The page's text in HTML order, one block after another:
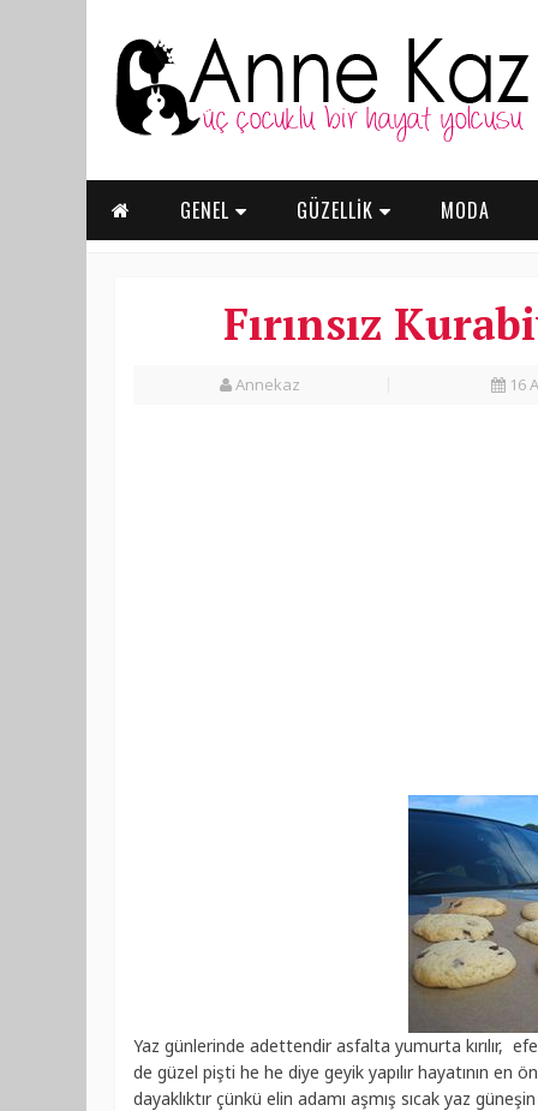
GENEL GÜZELLİK MODA
Fırınsız
Annekaz 16
Yaz günlerinde adettendir asfalta yumurta kırılır,
de güzel pişti he he diye geyik yapılır hayatının en
dayaklıktır çünkü elin adamı aşmış sıcak yaz